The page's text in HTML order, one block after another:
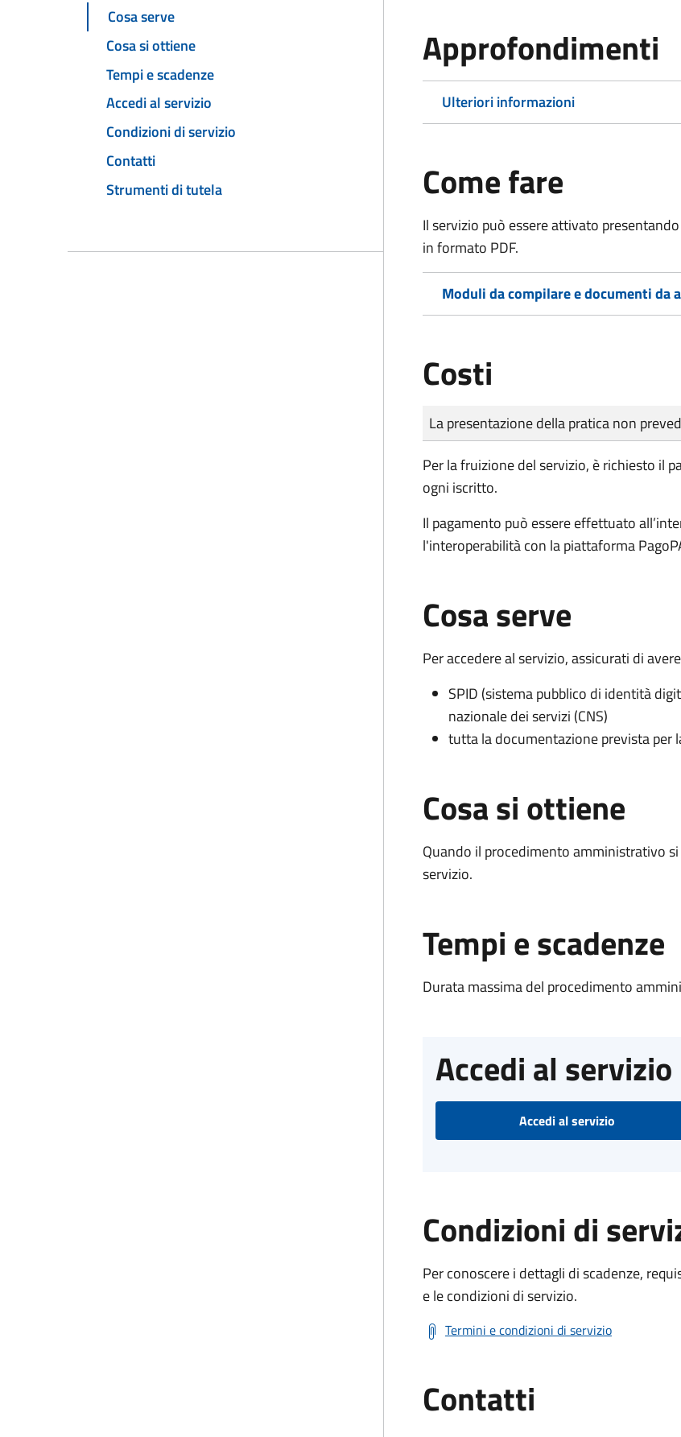
Cosa serve
Cosa si ottiene
Tempi e scadenze
Accedi al servizio
Condizioni di servizio
Contatti
Strumenti di tutela
Approfondimenti
Ulteriori informazioni
Come fare
Il servizio può essere attivato
in formato PDF.
Moduli da compilare e documenti da
Costi
Tipo di pagamento
Importo
La presentazione della pratica non
Per la fruizione del servizio, è richiesto il
ogni iscritto.
Il pagamento può essere effettuato
l'interoperabilità con la piattaforma
Cosa serve
Per accedere al servizio, assicurati di
SPID (sistema pubblico di identità
nazionale dei servizi (CNS)
tutta la documentazione prevista per
Cosa si ottiene
Quando il procedimento amministrativo
servizio.
Tempi e scadenze
Durata massima del procedimento
Accedi al servizio
Accedi al servizio
Condizioni di
Per conoscere i dettagli di scadenze,
e le condizioni di servizio.
Termini e condizioni di servizio
Contatti